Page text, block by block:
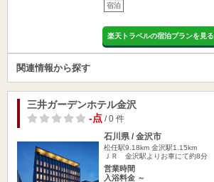
宿泊
楽天トラベルの宿泊プランを見る
関連情報から探す
三井ガーデンホテル金沢
-点/ 0 件
石川県 / 金沢市
松任駅9.18km 金沢駅1.15km
ＪＲ 金沢駅よりお車にて約8分
営業時間
入浴料金 ～